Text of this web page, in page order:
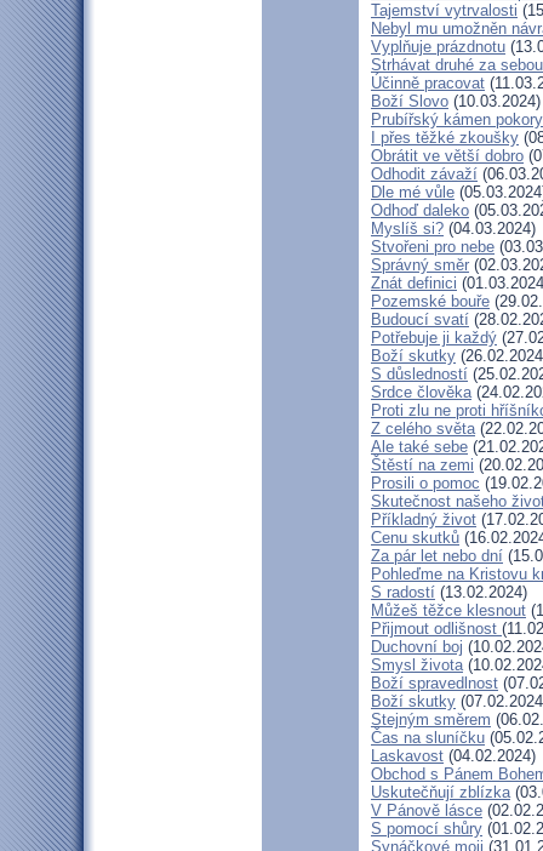
Tajemství vytrvalosti
Nebyl mu umožněn
Vyplňuje prázdnotu
Strhávat druhé za sebou
Účinně pracovat
Boží Slovo (10.03.2024)
Prubířský kámen pokory
I přes těžké zkoušky
Obrátit ve větší dobro
Odhodit závaží
Dle mé vůle
Odhoď daleko
Myslíš si? (04.03.2024)
Stvořeni pro nebe
Správný směr
Znát definici
Pozemské bouře
Budoucí svatí
Potřebuje ji každý
Boží skutky
S důsledností
Srdce člověka
Proti zlu ne proti
Z celého světa
Ale také sebe
Štěstí na zemi
Prosili o pomoc
Skutečnost našeho
Příkladný život
Cenu skutků
Za pár let nebo dní
Pohleďme na Kristovu
S radostí (13.02.2024)
Můžeš těžce klesnout
Přijmout odlišnost
Duchovní boj
Smysl života
Boží spravedlnost
Boží skutky
Stejným směrem
Čas na sluníčku
Laskavost (04.02.2024)
Obchod s Pánem
Uskutečňují zblízka
V Pánově lásce
S pomocí shůry
Synáčkové moji